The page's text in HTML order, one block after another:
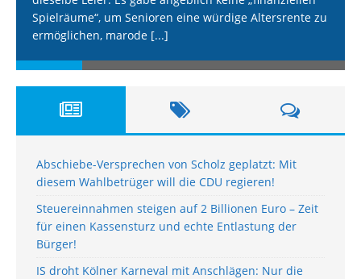
Spielräume“, um Senioren eine würdige Altersrente zu
ermöglichen, marode [...]
Abschiebe-Versprechen von Scholz geplatzt: Mit
diesem Wahlbetrüger will die CDU regieren!
Steuereinnahmen steigen auf 2 Billionen Euro – Zeit
für einen Kassensturz und echte Entlastung der
Bürger!
IS droht Kölner Karneval mit Anschlägen: Nur die